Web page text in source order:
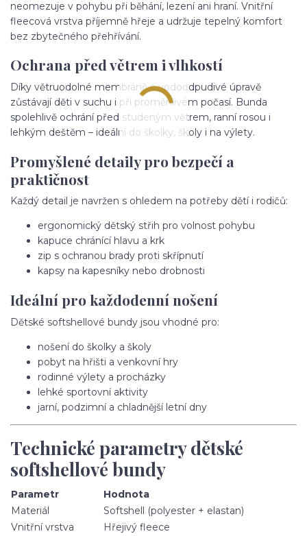
neomezuje v pohybu při běhání, lezení ani hraní. Vnitřní
fleecová vrstva příjemně hřeje a udržuje tepelný komfort
bez zbytečného přehřívání.
Ochrana před větrem i vlhkostí
Díky větruodolné membráně a vodoodpudivé úpravě
zůstávají děti v suchu i při proměnlivém počasí. Bunda
spolehlivě ochrání před studeným větrem, ranní rosou i
lehkým deštěm – ideální do školky, školy i na výlety.
Promyšlené detaily pro bezpečí a
praktičnost
Každý detail je navržen s ohledem na potřeby dětí i rodičů:
ergonomický dětský střih pro volnost pohybu
kapuce chránící hlavu a krk
zip s ochranou brady proti skřípnutí
kapsy na kapesníky nebo drobnosti
Ideální pro každodenní nošení
Dětské softshellové bundy jsou vhodné pro:
nošení do školky a školy
pobyt na hřišti a venkovní hry
rodinné výlety a procházky
lehké sportovní aktivity
jarní, podzimní a chladnější letní dny
Technické parametry dětské
softshellové bundy
Parametr
Hodnota
Materiál
Softshell (polyester + elastan)
Vnitřní vrstva
Hřejivý fleece